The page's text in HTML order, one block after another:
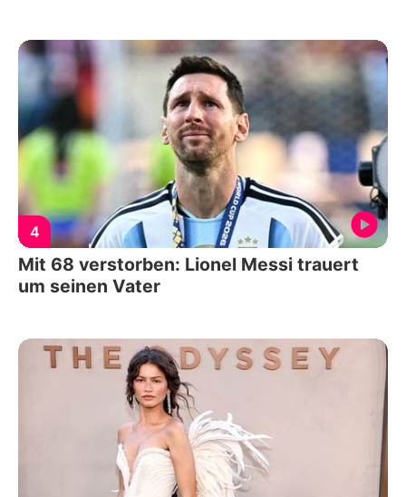
4
Mit 68 verstorben: Lionel Messi trauert
um seinen Vater